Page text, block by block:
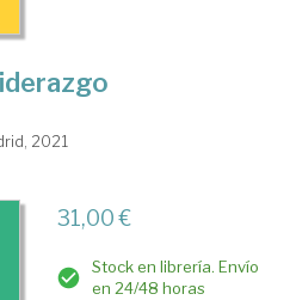
2021
31,00 €
Stock en librería. Envío
en 24/48 horas